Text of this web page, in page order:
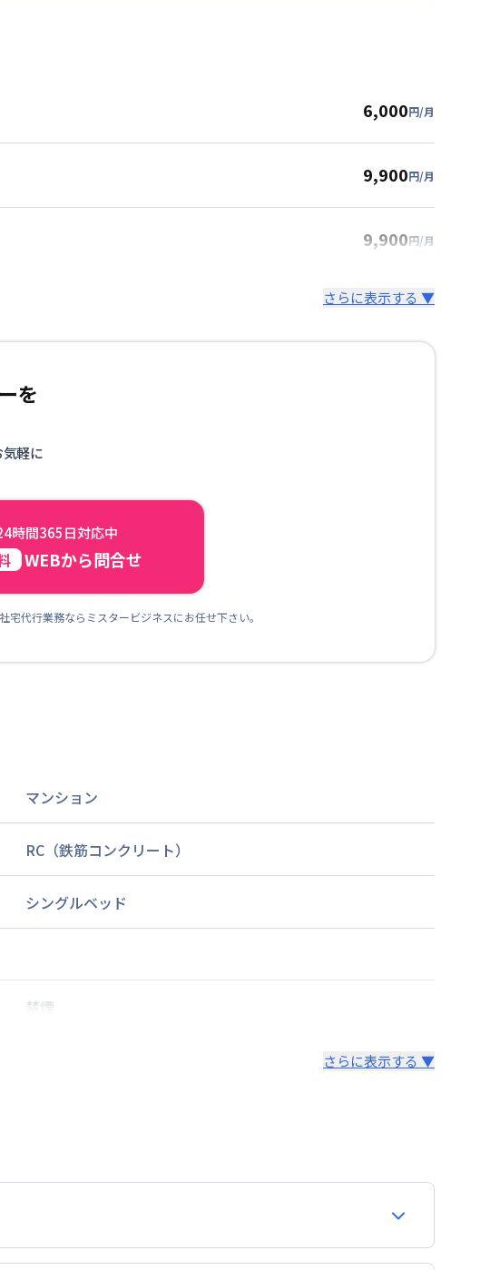
6,000円/月
9,900円/月
9,900円/月
さらに表示する ▼
を
軽に
時間365日対応中
WEBから問合せ
代行業務ならミスタービジネスにお任せ下さい。
マンション
RC（鉄筋コンクリート）
シングルベッド
禁煙
さらに表示する ▼